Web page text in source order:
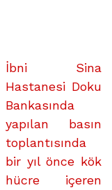
İbni Sina
Hastanesi Doku
Bankasında
yapılan basın
toplantısında
bir yıl önce kök
hücre içeren